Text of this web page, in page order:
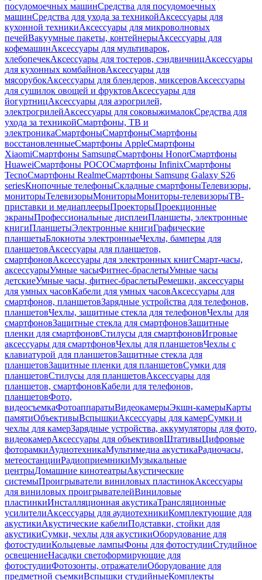
посудомоечных машинСредства для посудомоечных
машинСредства для ухода за техникойАксессуары для
кухонной техникиАксессуары для микроволновых
печейВакуумные пакеты, контейнерыАксессуары для
кофемашинАксессуары для мультиварок,
хлебопечекАксессуары для тостеров, сэндвичницАксессуары
для кухонных комбайновАксессуары для
мясорубокАксессуары для блендеров, миксеровАксессуары
для сушилок овощей и фруктовАксессуары для
йогуртницАксессуары для аэрогрилей,
электрогрилейАксессуары для соковыжималокСредства для
ухода за техникойСмартфоны, ТВ и
электроникаСмартфоныСмартфоныСмартфоны
восстановленныеСмартфоны AppleСмартфоны
XiaomiСмартфоны SamsungСмартфоны HonorСмартфоны
HuaweiСмартфоны POCOСмартфоны InfinixСмартфоны
TecnoСмартфоны RealmeСмартфоны Samsung Galaxy S26
seriesКнопочные телефоныСкладные смартфоныТелевизоры,
мониторыТелевизорыМониторыМониторы-телевизорыТВ-
приставки и медиаплеерыПроекторыПроекционные
экраныПрофессиональные дисплеиПланшеты, электронные
книгиПланшетыЭлектронные книгиГрафические
планшетыБлокноты электронныеЧехлы, бамперы для
планшетовАксессуары для планшетов,
смартфоновАксессуары для электронных книгСмарт-часы,
аксессуарыУмные часыФитнес-браслетыУмные часы
детскиеУмные часы, фитнес-браслетыРемешки, аксессуары
для умных часовКабели для умных часовАксессуары для
смартфонов, планшетовЗарядные устройства для телефонов,
планшетовЧехлы, защитные стекла для телефоновЧехлы для
смартфоновЗащитные стекла для смартфоновЗащитные
пленки для смартфоновСтилусы для смартфоновИгровые
аксессуары для смартфоновЧехлы для планшетовЧехлы с
клавиатурой для планшетовЗащитные стекла для
планшетовЗащитные пленки для планшетовСумки для
планшетовСтилусы для планшетовАксессуары для
планшетов, смартфоновКабели для телефонов,
планшетовФото,
видеосъемкаФотоаппаратыВидеокамерыЭкшн-камерыКарты
памятиОбъективыВспышкиАксессуары для камерСумки и
чехлы для камерЗарядные устройства, аккумуляторы для фото,
видеокамерАксессуары для объективовШтативыЦифровые
фоторамкиАудиотехникаМультимедиа акустикаРадиочасы,
метеостанцииРадиоприемникиМузыкальные
центрыДомашние кинотеатрыАкустические
системыПроигрыватели виниловых пластинокАксессуары
для виниловых проигрывателейВиниловые
пластинкиИнсталляционная акустикаТрансляционные
усилителиАксессуары для аудиотехникиКомплектующие для
акустикиАкустические кабелиПодставки, стойки для
акустикиСумки, чехлы для акустикиОборудование для
фотостудииКольцевые лампыФоны для фотостудииСтудийное
освещениеНасадки светоформирующие для
фотостудииФотозонты, отражателиОборудование для
предметной съемкиВспышки студийныеКомплекты